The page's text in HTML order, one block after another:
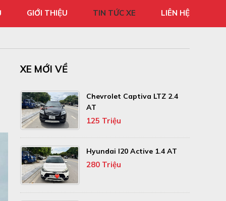
GIỚI THIỆU TIN TỨC XE LIÊN HỆ
XE MỚI VỀ
Chevrolet Captiva LTZ 2.4
AT
125 Triệu
Hyundai I20 Active 1.4 AT
280 Triệu